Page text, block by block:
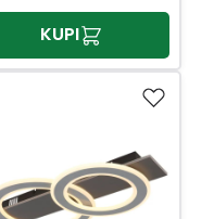
KUPI